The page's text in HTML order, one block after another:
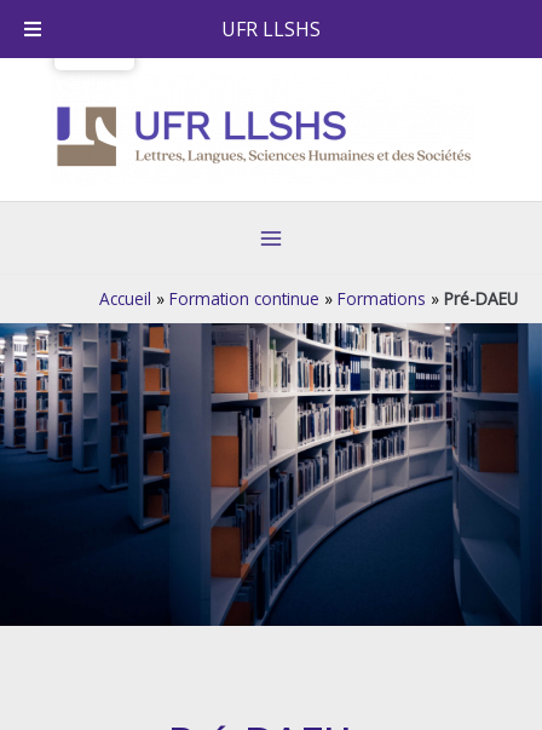
Menu
Accueil » Formation continue » Formations » Pré-DAEU
UFR LLSHS